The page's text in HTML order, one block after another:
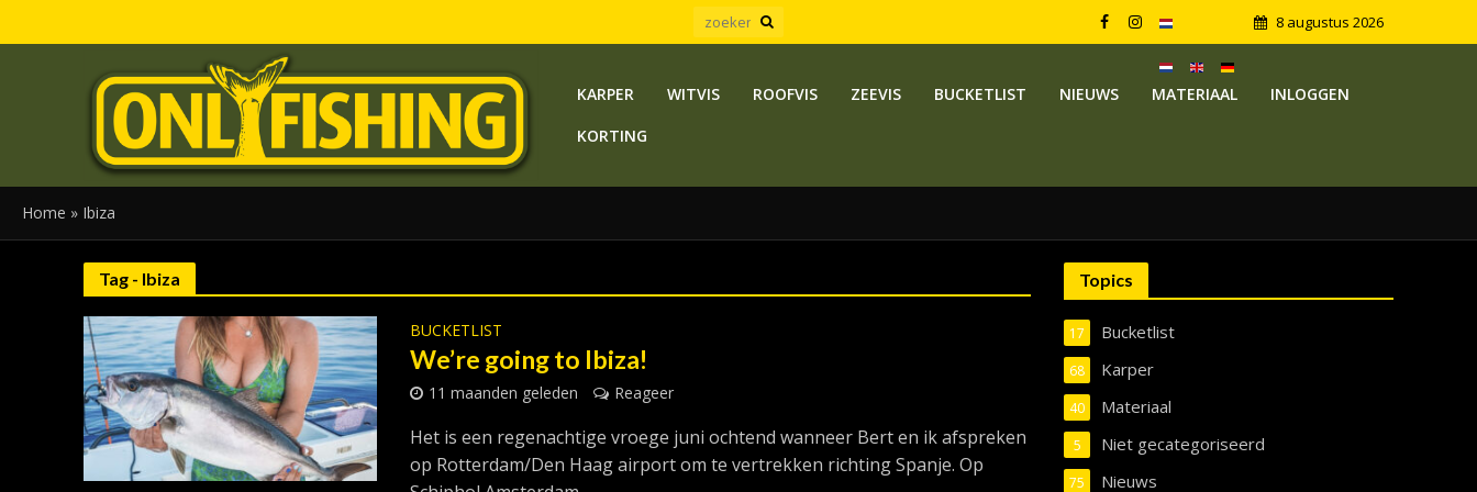
8 augustus 2026
KARPER WITVIS ROOFVIS ZEEVIS BUCKETLIST NIEUWS MATERIAAL
INLOGGEN
KORTING
Home » Ibiza
Tag - Ibiza
BUCKETLIST
We’re going to Ibiza!
11 maanden geleden Reageer
Het is een regenachtige vroege juni ochtend wanneer Bert en ik afspreken
op Rotterdam/Den Haag airport om te vertrekken richting Spanje. Op
Topics
Bucketlist
17
Karper
68
Materiaal
40
Niet gecategoriseerd
5
Nieuws
75